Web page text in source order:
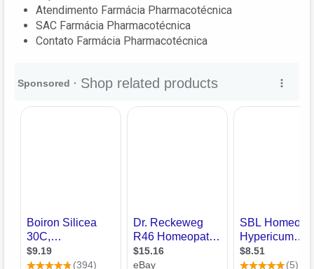
Atendimento Farmácia Pharmacotécnica
SAC Farmácia Pharmacotécnica
Contato Farmácia Pharmacotécnica